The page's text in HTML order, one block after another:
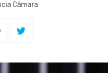
Câmara